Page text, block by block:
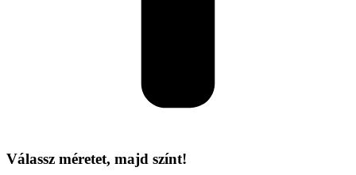
Válassz méretet, majd színt!